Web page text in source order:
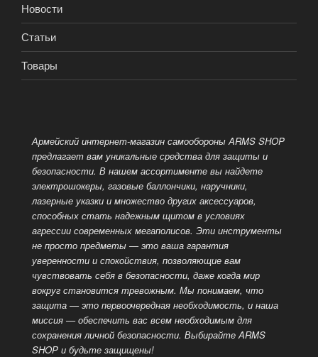
Новости
Статьи
Товары
Армейский интернет-магазин самообороны ARMS SHOP
предлагает вам уникальные средства для защиты и
безопасности. В нашем ассортименте вы найдете
электрошокеры, газовые баллончики, наручники,
лазерные указки и множество других аксессуаров,
способных стать надежным щитом в условиях
агрессии современных мегаполисов. Эти инструменты
не просто предметы — это ваша гарантия
уверенности и спокойствия, позволяющие вам
чувствовать себя в безопасности, даже когда мир
вокруг становится тревожным. Мы понимаем, что
защита — это первоочередная необходимость, и наша
миссия — обеспечить вас всем необходимым для
сохранения личной безопасности. Выбирайте ARMS
SHOP и будьте защищены!